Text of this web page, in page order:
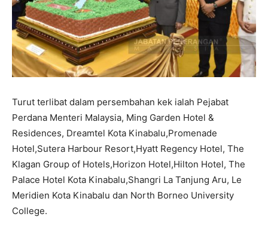
Turut terlibat dalam persembahan kek ialah Pejabat
Perdana Menteri Malaysia, Ming Garden Hotel &
Residences, Dreamtel Kota Kinabalu,Promenade
Hotel,Sutera Harbour Resort,Hyatt Regency Hotel, The
Klagan Group of Hotels,Horizon Hotel,Hilton Hotel, The
Palace Hotel Kota Kinabalu,Shangri La Tanjung Aru, Le
Meridien Kota Kinabalu dan North Borneo University
College.